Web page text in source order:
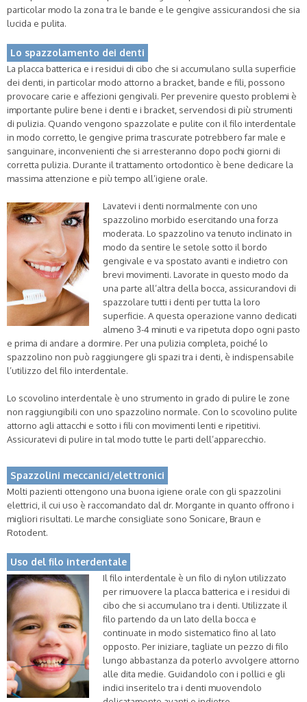
particolar modo la zona tra le bande e le gengive assicurandosi che sia
lucida e pulita.
Lo spazzolamento dei denti
La placca batterica e i residui di cibo che si accumulano sulla superficie
dei denti, in particolar modo attorno a bracket, bande e fili, possono
provocare carie e affezioni gengivali. Per prevenire questo problemi è
importante pulire bene i denti e i bracket, servendosi di più strumenti
di pulizia. Quando vengono spazzolate e pulite con il filo interdentale
in modo corretto, le gengive prima trascurate potrebbero far male e
sanguinare, inconvenienti che si arresteranno dopo pochi giorni di
corretta pulizia. Durante il trattamento ortodontico è bene dedicare la
massima attenzione e più tempo all’igiene orale.
Lavatevi i denti normalmente con uno
spazzolino morbido esercitando una forza
moderata. Lo spazzolino va tenuto inclinato in
modo da sentire le setole sotto il bordo
gengivale e va spostato avanti e indietro con
brevi movimenti. Lavorate in questo modo da
una parte all’altra della bocca, assicurandovi di
spazzolare tutti i denti per tutta la loro
superficie. A questa operazione vanno dedicati
almeno 3-4 minuti e va ripetuta dopo ogni pasto
e prima di andare a dormire. Per una pulizia completa, poiché lo
spazzolino non può raggiungere gli spazi tra i denti, è indispensabile
l’utilizzo del filo interdentale.
Lo scovolino interdentale è uno strumento in grado di pulire le zone
non raggiungibili con uno spazzolino normale. Con lo scovolino pulite
attorno agli attacchi e sotto i fili con movimenti lenti e ripetitivi.
Assicuratevi di pulire in tal modo tutte le parti dell’apparecchio.
Spazzolini meccanici/elettronici
Molti pazienti ottengono una buona igiene orale con gli spazzolini
elettrici, il cui uso è raccomandato dal dr. Morgante in quanto offrono i
migliori risultati. Le marche consigliate sono Sonicare, Braun e
Rotodent.
Uso del filo interdentale
Il filo interdentale è un filo di nylon utilizzato
per rimuovere la placca batterica e i residui di
cibo che si accumulano tra i denti. Utilizzate il
filo partendo da un lato della bocca e
continuate in modo sistematico fino al lato
opposto. Per iniziare, tagliate un pezzo di filo
lungo abbastanza da poterlo avvolgere attorno
alle dita medie. Guidandolo con i pollici e gli
indici inseritelo tra i denti muovendolo